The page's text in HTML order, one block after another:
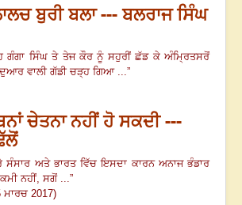
ਬੁਰੀ ਬਲਾ --- ਬਲਰਾਜ ਸਿੰਘ
ਗੰਗਾ ਸਿੰਘ ਤੇ ਤੇਜ ਕੌਰ ਨੂੰ ਸਹੁਰੀਂ ਛੱਡ ਕੇ ਅੰਮ੍ਰਿਤਸਰੋਂ
ਵਾਲੀ ਗੱਡੀ ਚੜ੍ਹ ਗਿਆ ...”
ਚੇਤਨਾ ਨਹੀਂ ਹੋ ਸਕਦੀ ---
ਸੰਸਾਰ ਅਤੇ ਭਾਰਤ ਵਿੱਚ ਇਸਦਾ ਕਾਰਨ ਅਨਾਜ ਭੰਡਾਰ
ਨਹੀਂ, ਸਗੋਂ ...”
ਮਾਰਚ 2017)